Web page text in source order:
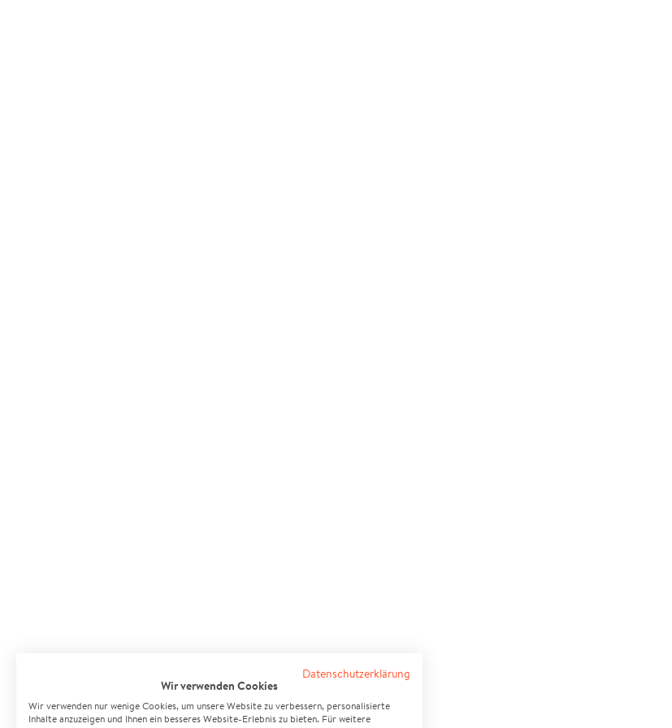
Datenschutzerklärung
Wir verwenden Cookies
Wir verwenden nur wenige Cookies, um unsere Website zu verbessern, personalisierte
Inhalte anzuzeigen und Ihnen ein besseres Website-Erlebnis zu bieten. Für weitere